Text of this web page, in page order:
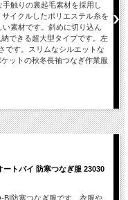
触りの裏起毛素材を採用し
イクルしたポリエステル糸を
素材です。斜めに切り込ん
できる超大型タイプです。左
です。スリムなシルエットな
ットの秋冬長袖つなぎ作業服
トバイ 防寒つなぎ服 23030
BI防寒つなぎ服です。衣服や